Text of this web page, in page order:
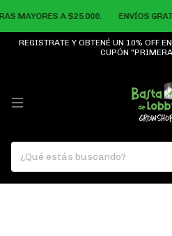
MAYORES A $25.000. ENVÍOS
REGISTRATE Y OBTENÉ UN 10% OFF
CUPÓN